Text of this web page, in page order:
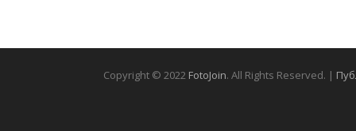
Copyright © 2022 FotoJoin. All Rights Reserved. |